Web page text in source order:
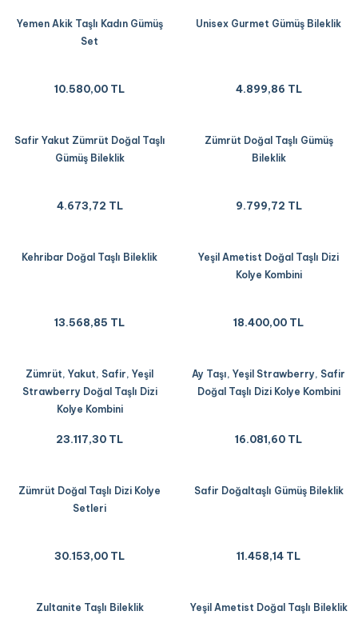
Yemen Akik Taşlı Kadın Gümüş
Set
10.580,00 TL
Unisex Gurmet Gümüş Bileklik
4.899,86 TL
Safir Yakut Zümrüt Doğal Taşlı
Gümüş Bileklik
4.673,72 TL
Zümrüt Doğal Taşlı Gümüş
Bileklik
9.799,72 TL
Kehribar Doğal Taşlı Bileklik
13.568,85 TL
Yeşil Ametist Doğal Taşlı Dizi
Kolye Kombini
18.400,00 TL
Zümrüt, Yakut, Safir, Yeşil
Strawberry Doğal Taşlı Dizi
Kolye Kombini
23.117,30 TL
Ay Taşı, Yeşil Strawberry, Safir
Doğal Taşlı Dizi Kolye Kombini
16.081,60 TL
Zümrüt Doğal Taşlı Dizi Kolye
Setleri
30.153,00 TL
Safir Doğaltaşlı Gümüş Bileklik
11.458,14 TL
Zultanite Taşlı Bileklik Yeşil Ametist Doğal Taşlı Bileklik